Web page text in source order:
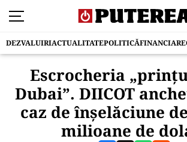
DEZVALUIRIACTUALITATEPOLITICĂFINANCIAR
Escrocheria
Dubai”. DIICOT
caz de înșelăciune
milioane de